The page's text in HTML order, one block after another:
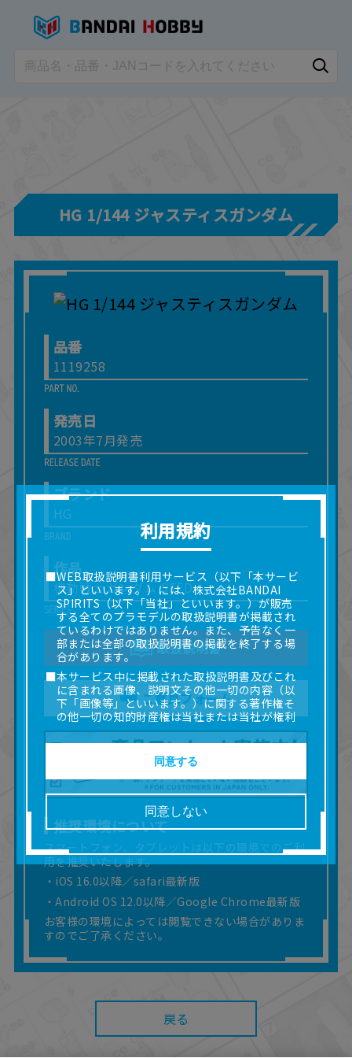
HG 1/144 ジャスティスガンダム
品番
1119258
発売日
2003年7月発売
ブランド
HG
作品
機動戦士ガンダム SEED
取扱説明書
ご意見フォーム
推奨環境について
スマートフォン、タブレットは以下の環境でのご利
用を推奨いたします。
・iOS 16.0以降／safari最新版
・Android OS 12.0以降／Google Chrome最新版
お客様の環境によっては閲覧できない場合がありま
すのでご了承ください。
戻る
利用規約
■WEB取扱説明書利用サービス（以下「本サービ
ス」といいます。）には、株式会社BANDAI
SPIRITS（以下「当社」といいます。）が販売
する全てのプラモデルの取扱説明書が掲載され
ているわけではありません。また、予告なく一
部または全部の取扱説明書の掲載を終了する場
合があります。
■本サービス中に掲載された取扱説明書及びこれ
に含まれる画像、説明文その他一切の内容（以
下「画像等」といいます。）に関する著作権そ
の他一切の知的財産権は当社または当社が権利
の許諾を受ける第三者に帰属します。
使用（本サービス内の意見投稿の目的での画像
等の利用を含みます。）を超えて使用（複製、
複写、改変、掲示、頒布、配信、販売、出版等
を含むがこれに限りません。）することは禁止
いたします。
■掲載している取扱説明書は、お客様が購入され
た商品に同梱されたものと異なる場合がありま
す。
■対象商品仕様の変更などにより、取扱説明書の
内容は予告なく変更される場合があります。
■当社は、取扱説明書の正確性確保に努めており
ますが、取扱説明書の完全性を保証するもので
はありません。
■お客様のご利用環境によっては、本サービスを
ご利用いただけない場合があります。
かったことにより利用者に何らかの損害が生じ
たとしても、当社は何らの責任を負いません。
また、本サイトを利用したことによって、利用
同意しない
同意する